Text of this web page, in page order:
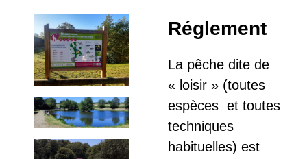
Réglement
La pêche dite de
« loisir » (toutes
espèces et toutes
techniques
habituelles) est